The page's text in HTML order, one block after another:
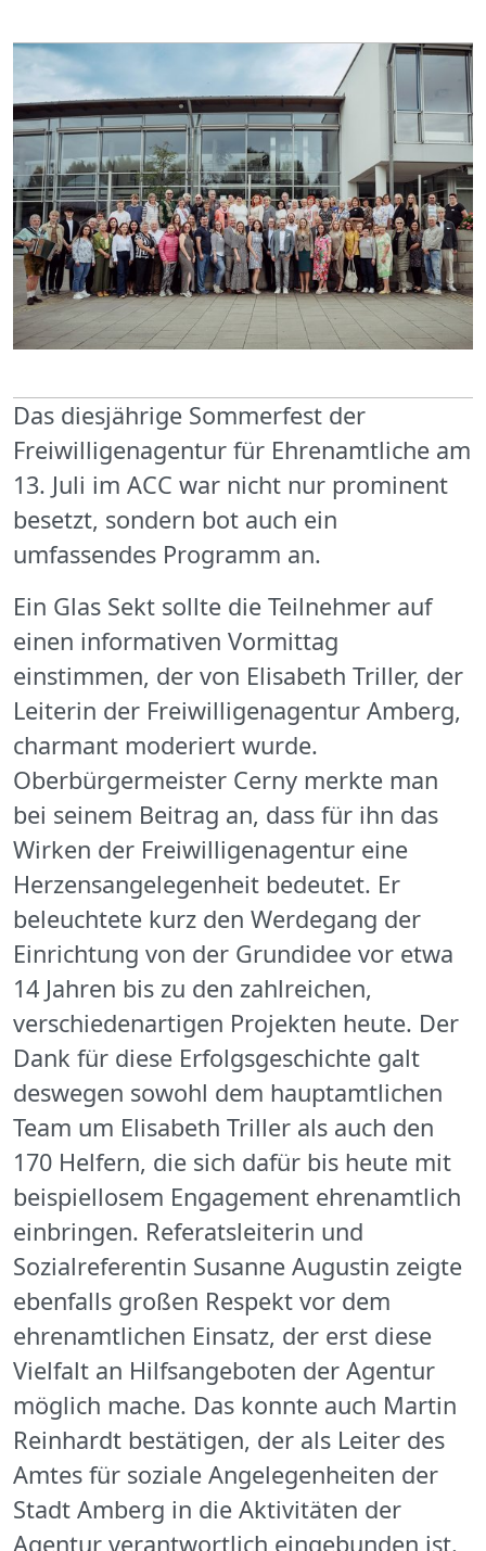
Das diesjährige Sommerfest der
Freiwilligenagentur für Ehrenamtliche am
13. Juli im ACC war nicht nur prominent
besetzt, sondern bot auch ein
umfassendes Programm an.
Ein Glas Sekt sollte die Teilnehmer auf
einen informativen Vormittag
einstimmen, der von Elisabeth Triller, der
Leiterin der Freiwilligenagentur Amberg,
charmant moderiert wurde.
Oberbürgermeister Cerny merkte man
bei seinem Beitrag an, dass für ihn das
Wirken der Freiwilligenagentur eine
Herzensangelegenheit bedeutet. Er
beleuchtete kurz den Werdegang der
Einrichtung von der Grundidee vor etwa
14 Jahren bis zu den zahlreichen,
verschiedenartigen Projekten heute. Der
Dank für diese Erfolgsgeschichte galt
deswegen sowohl dem hauptamtlichen
Team um Elisabeth Triller als auch den
170 Helfern, die sich dafür bis heute mit
beispiellosem Engagement ehrenamtlich
einbringen. Referatsleiterin und
Sozialreferentin Susanne Augustin zeigte
ebenfalls großen Respekt vor dem
ehrenamtlichen Einsatz, der erst diese
Vielfalt an Hilfsangeboten der Agentur
möglich mache. Das konnte auch Martin
Reinhardt bestätigen, der als Leiter des
Amtes für soziale Angelegenheiten der
Stadt Amberg in die Aktivitäten der
Agentur verantwortlich eingebunden ist.